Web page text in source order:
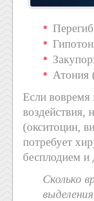
Атония
Если вовремя
воздействия,
(окситоцин,
потребует
бесплодием
Сколько